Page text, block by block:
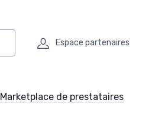
Espace partenaires
Marketplace de prestataires